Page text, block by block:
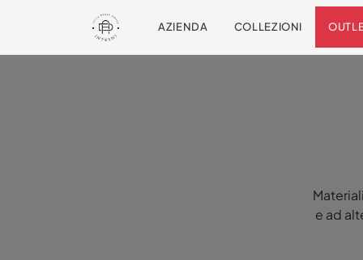
AZIENDA COLLEZIONI
e ad